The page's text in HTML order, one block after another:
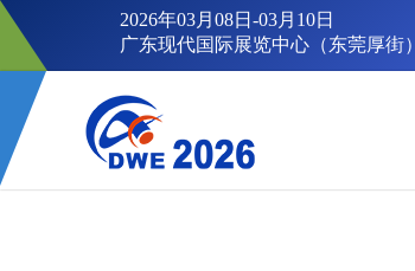
2026年03月08日-03月10日
广东现代国际展览中心（东莞厚街）